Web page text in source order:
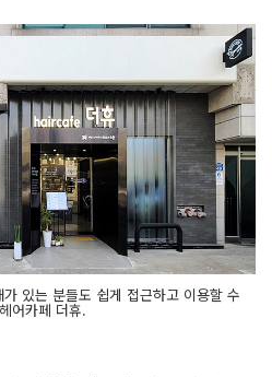
기 기
있는 분들도 쉽게 접근하고 이용할 수
어카페 더휴.